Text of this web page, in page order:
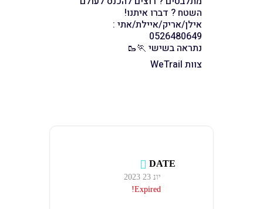
השטח ? דברו איתנו!
אילן/אריק/איילת/אתי :
0526480649
נתראה בשישי 🏃🥾
צוות WeTrail
DATE
Expired!